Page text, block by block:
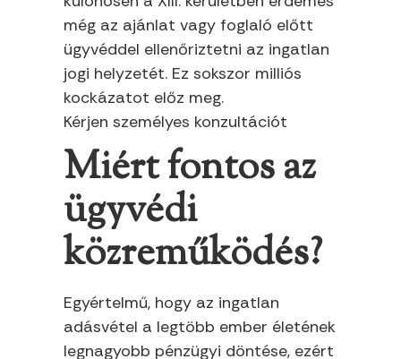
még az ajánlat vagy foglaló előtt
ügyvéddel ellenőriztetni az ingatlan
jogi helyzetét. Ez sokszor milliós
kockázatot előz meg.
Kérjen személyes konzultációt
Miért fontos az
ügyvédi
közreműködés?
Egyértelmű, hogy az ingatlan
adásvétel a legtöbb ember életének
legnagyobb pénzügyi döntése, ezért